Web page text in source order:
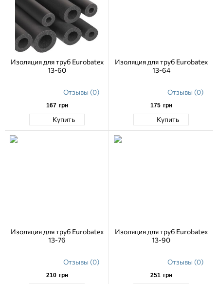
Изоляция для труб Eurobatex
13-60
Отзывы (0)
167 грн
Купить
Изоляция для труб Eurobatex
13-64
Отзывы (0)
175 грн
Купить
Изоляция для труб Eurobatex
13-76
Отзывы (0)
210 грн
Изоляция для труб Eurobatex
13-90
Отзывы (0)
251 грн